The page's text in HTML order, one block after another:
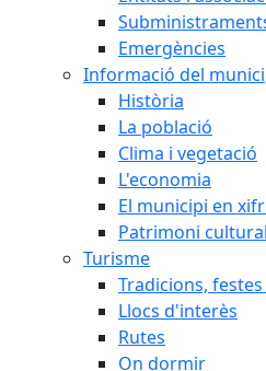
Emergències
Informació del
Història
La població
Clima i vegetació
L'economia
El municipi en
Patrimoni cultural
Turisme
Tradicions,
Llocs d'interès
Rutes
On dormir